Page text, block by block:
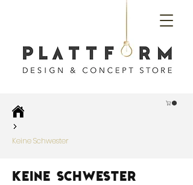
Keine Schwester
keine Schwester